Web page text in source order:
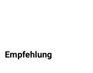
Empfehlung